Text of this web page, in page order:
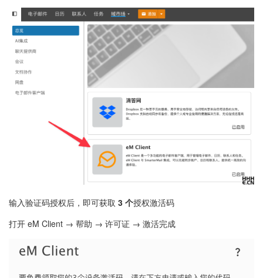
输入验证码授权后，即可获取 3 个授权激活码
打开 eM Client → 帮助 → 许可证 → 激活完成